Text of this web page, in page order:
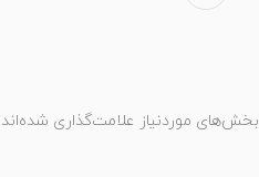
بخش‌های موردنیاز علامت‌گذاری شده‌اند